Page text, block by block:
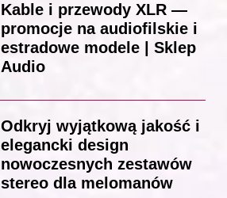
Kable i przewody XLR —
promocje na audiofilskie i
estradowe modele | Sklep
Audio
Odkryj wyjątkową jakość i
elegancki design
nowoczesnych zestawów
stereo dla melomanów